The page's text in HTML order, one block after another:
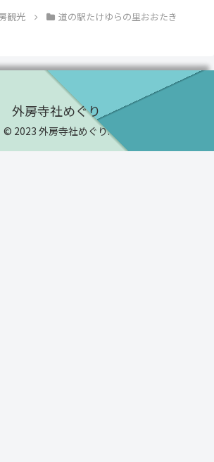
観光 道の駅たけゆらの里おおたき
外房寺社めぐり
© 2023 外房寺社めぐり.